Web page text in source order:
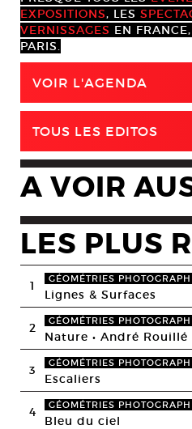
EXPOSITIONS, LES
VERNISSAGES EN
PARIS.
VOIR L'AGENDA
TOUS LES EDITOS
A VOIR
LES PLUS
1 GÉOMÉTRIES
Lignes & Surfaces
2 GÉOMÉTRIES
Nature • André Rouillé
3 GÉOMÉTRIES
Escaliers
4 GÉOMÉTRIES
Bleu du ciel